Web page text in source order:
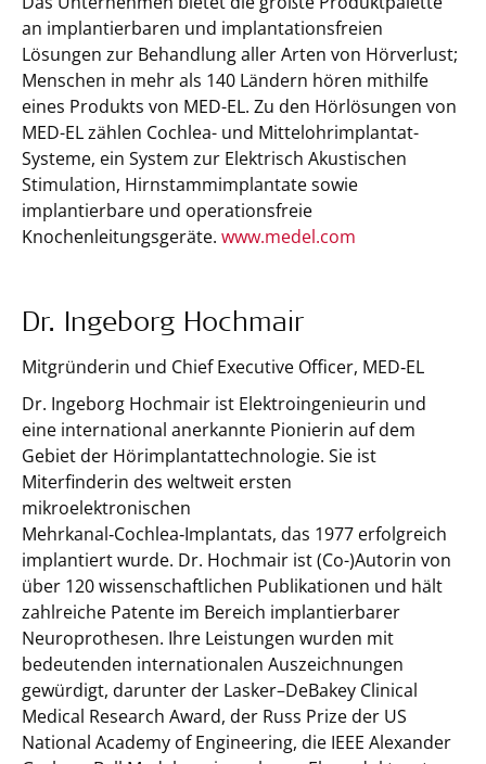
an implantierbaren und implantationsfreien
Lösungen zur Behandlung aller Arten von Hörverlust;
Menschen in mehr als 140 Ländern hören mithilfe
eines Produkts von MED-EL. Zu den Hörlösungen von
MED-EL zählen Cochlea- und Mittelohrimplantat-
Systeme, ein System zur Elektrisch Akustischen
Stimulation, Hirnstammimplantate sowie
implantierbare und operationsfreie
Knochenleitungsgeräte. www.medel.com
Dr. Ingeborg Hochmair
Mitgründerin und Chief Executive Officer, MED‑EL
Dr. Ingeborg Hochmair ist Elektroingenieurin und
eine international anerkannte Pionierin auf dem
Gebiet der Hörimplantattechnologie. Sie ist
Miterfinderin des weltweit ersten
mikroelektronischen
Mehrkanal‑Cochlea‑Implantats, das 1977 erfolgreich
implantiert wurde. Dr. Hochmair ist (Co-)Autorin von
über 120 wissenschaftlichen Publikationen und hält
zahlreiche Patente im Bereich implantierbarer
Neuroprothesen. Ihre Leistungen wurden mit
bedeutenden internationalen Auszeichnungen
gewürdigt, darunter der Lasker–DeBakey Clinical
Medical Research Award, der Russ Prize der US
National Academy of Engineering, die IEEE Alexander